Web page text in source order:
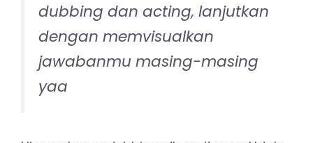
dubbing dan acting, lanjutkan
dengan memvisualkan
jawabanmu masing-masing
yaa